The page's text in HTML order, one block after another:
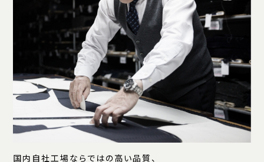
国内自社工場ならではの高い品質、